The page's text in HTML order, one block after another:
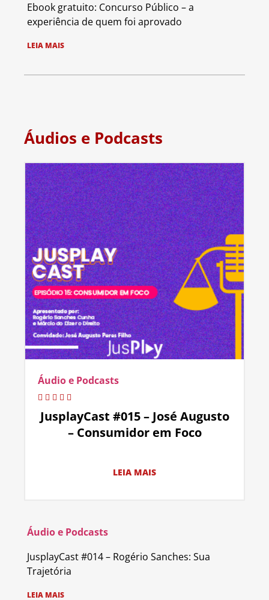
Ebook gratuito: Concurso Público – a
experiência de quem foi aprovado
LEIA MAIS
Áudios e Podcasts
Áudio e Podcasts
JusplayCast #015 – José Augusto
– Consumidor em Foco
LEIA MAIS
Áudio e Podcasts
JusplayCast #014 – Rogério Sanches: Sua
Trajetória
LEIA MAIS